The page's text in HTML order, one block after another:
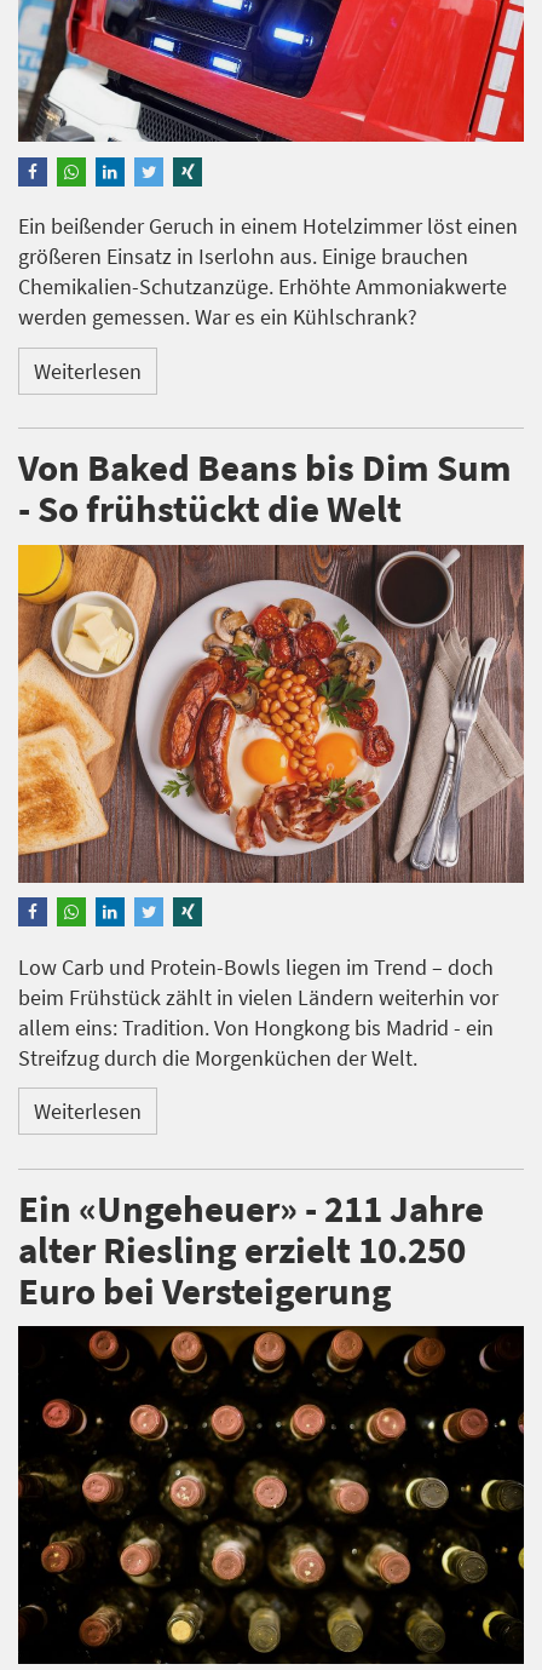
Ein beißender Geruch in einem Hotelzimmer löst einen
größeren Einsatz in Iserlohn aus. Einige brauchen
Chemikalien-Schutzanzüge. Erhöhte Ammoniakwerte
werden gemessen. War es ein Kühlschrank?
Weiterlesen
Von Baked Beans bis Dim Sum
- So frühstückt die Welt
Low Carb und Protein-Bowls liegen im Trend – doch
beim Frühstück zählt in vielen Ländern weiterhin vor
allem eins: Tradition. Von Hongkong bis Madrid - ein
Streifzug durch die Morgenküchen der Welt.
Weiterlesen
Ein «Ungeheuer» - 211 Jahre
alter Riesling erzielt 10.250
Euro bei Versteigerung